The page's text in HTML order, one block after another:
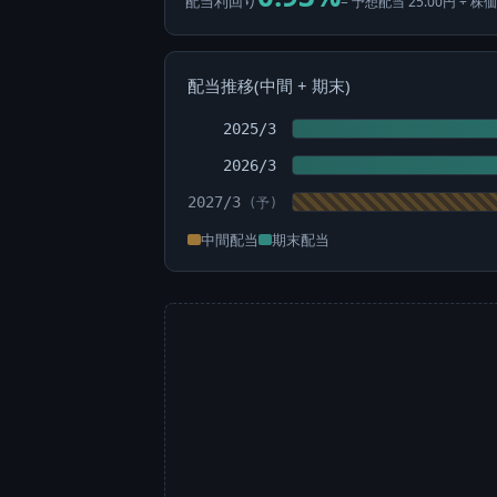
配当推移(中間 + 期末)
2025/3
2026/3
2027/3
中間配当 期末配当